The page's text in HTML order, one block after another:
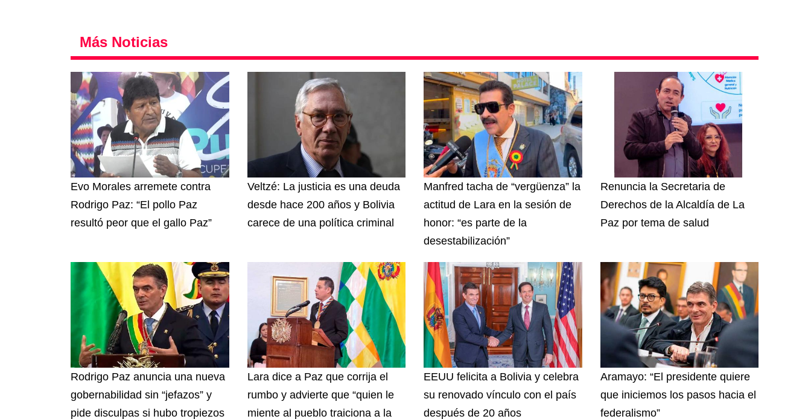
Más Noticias
Evo Morales arremete contra
Rodrigo Paz: “El pollo Paz
resultó peor que el gallo Paz”
Veltzé: La justicia es una deuda
desde hace 200 años y Bolivia
carece de una política criminal
Manfred tacha de “vergüenza” la
actitud de Lara en la sesión de
honor: “es parte de la
desestabilización”
Renuncia la Secretaria de
Derechos de la Alcaldía de La
Paz por tema de salud
Rodrigo Paz anuncia una nueva
gobernabilidad sin “jefazos” y
pide disculpas si hubo tropiezos
Lara dice a Paz que corrija el
rumbo y advierte que “quien le
miente al pueblo traiciona a la
EEUU felicita a Bolivia y celebra
su renovado vínculo con el país
después de 20 años
Aramayo: “El presidente quiere
que iniciemos los pasos hacia el
federalismo”